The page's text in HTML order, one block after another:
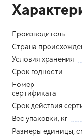
Производитель
Страна
Условия хранения
Срок годности
Номер
сертификата
Срок действия
Вес упаковки, кг
Размеры единицы,